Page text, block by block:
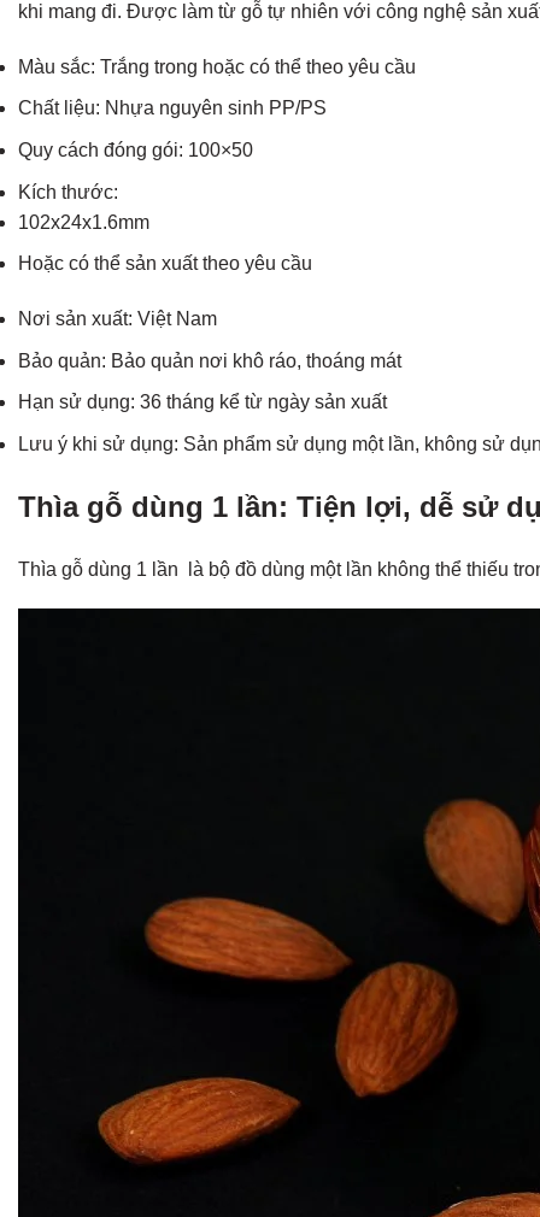
khi mang đi. Được làm từ gỗ tự nhiên với công nghệ sản
Màu sắc: Trắng trong hoặc có thể theo yêu cầu
Chất liệu: Nhựa nguyên sinh PP/PS
Quy cách đóng gói: 100×50
Kích thước:
102x24x1.6mm
Hoặc có thể sản xuất theo yêu cầu
Nơi sản xuất: Việt Nam
Bảo quản: Bảo quản nơi khô ráo, thoáng mát
Hạn sử dụng: 36 tháng kể từ ngày sản xuất
Lưu ý khi sử dụng: Sản phẩm sử dụng một lần, không sử
Thìa gỗ dùng 1 lần: Tiện lợi, dễ sử
Thìa gỗ dùng 1 lần là bộ đồ dùng một lần không thể thiếu